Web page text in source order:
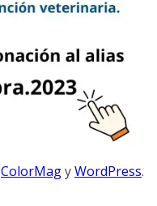
ColorMagyWordPress.